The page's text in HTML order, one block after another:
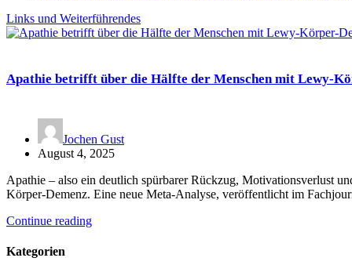
Links und Weiterführendes
Apathie betrifft über die Hälfte der Menschen mit Lewy-
Jochen Gust
August 4, 2025
Apathie – also ein deutlich spürbarer Rückzug, Motivationsverlust
Körper-Demenz. Eine neue Meta-Analyse, veröffentlicht im
Continue reading
Kategorien